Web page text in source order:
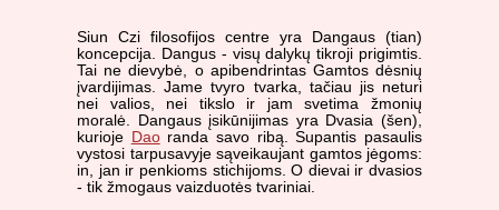
Siun Czi filosofijos centre yra Dangaus (tian)
koncepcija. Dangus - visų dalykų tikroji prigimtis.
Tai ne dievybė, o apibendrintas Gamtos dėsnių
įvardijimas. Jame tvyro tvarka, tačiau jis neturi
nei valios, nei tikslo ir jam svetima žmonių
moralė. Dangaus įsikūnijimas yra Dvasia (šen),
kurioje Daoranda savo ribą. Supantis pasaulis
vystosi tarpusavyje sąveikaujant gamtos jėgoms:
in, jan ir penkioms stichijoms. O dievai ir dvasios
- tik žmogaus vaizduotės tvariniai.